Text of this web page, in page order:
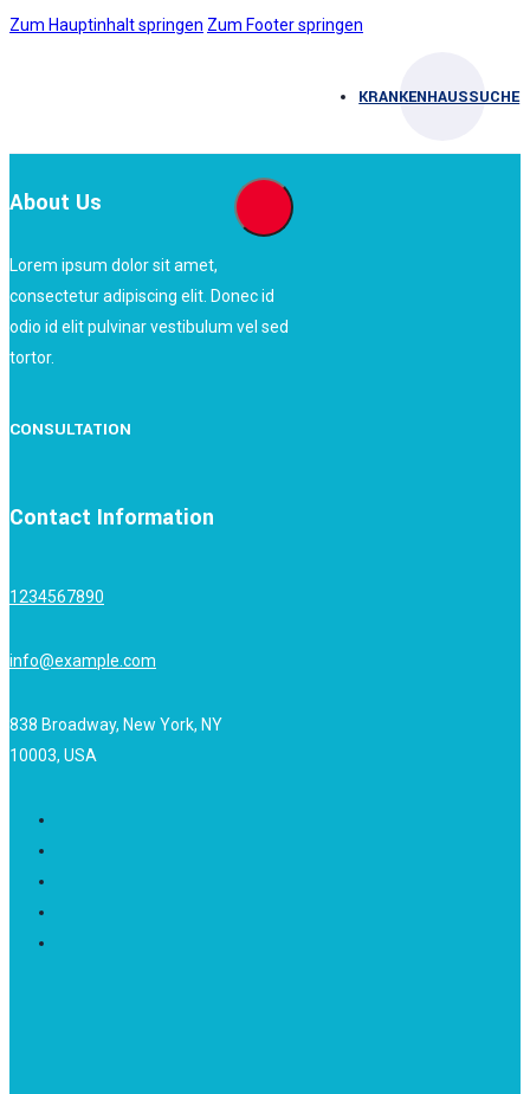
Zum Hauptinhalt springen Zum Footer springen
KRANKENHAUSSUCHE
About Us
Lorem ipsum dolor sit amet,
consectetur adipiscing elit. Donec id
odio id elit pulvinar vestibulum vel sed
tortor.
CONSULTATION
Contact Information
1234567890
info@example.com
838 Broadway, New York, NY
10003, USA